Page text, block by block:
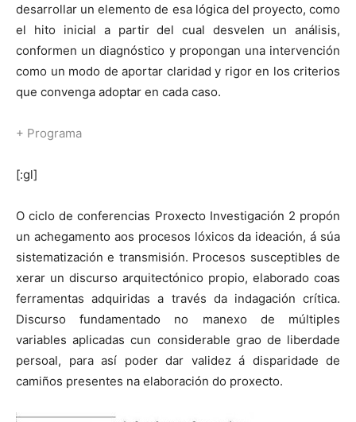
desarrollar un elemento de esa lógica del proyecto, como
el hito inicial a partir del cual desvelen un análisis,
conformen un diagnóstico y propongan una intervención
como un modo de aportar claridad y rigor en los criterios
que convenga adoptar en cada caso.
+ Programa
[:gl]
O ciclo de conferencias Proxecto Investigación 2 propón
un achegamento aos procesos lóxicos da ideación, á súa
sistematización e transmisión. Procesos susceptibles de
xerar un discurso arquitectónico propio, elaborado coas
ferramentas adquiridas a través da indagación crítica.
Discurso fundamentado no manexo de múltiples
variables aplicadas cun considerable grao de liberdade
persoal, para así poder dar validez á disparidade de
camiños presentes na elaboración do proxecto.